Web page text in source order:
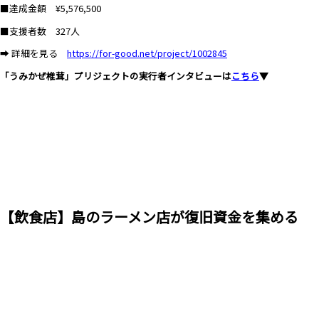
■達成金額 ¥5,576,500
■支援者数 327人
➡ 詳細を見る https://for-good.net/project/1002845
「うみかぜ椎茸」プリジェクトの実行者インタビューはこちら▼
【飲食店】島のラーメン店が復旧資金を集める